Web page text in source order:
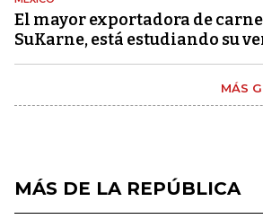
El mayor exportadora de
SuKarne, está estudiando su
MÁS
MÁS DE LA REPÚBLICA